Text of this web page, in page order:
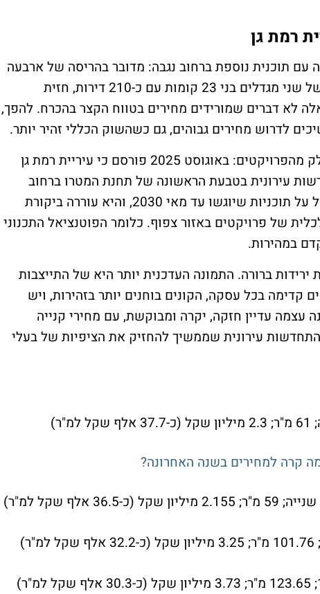
רמת גן
תוכנית נוספת ברחוב נגבה: מדובר בהריסה של ארבעה
בניינים קיימים שכוללים 66 דירות, ובנייה של שני מגדלים בני 23 קומות עם כ-210 דירות, חזית
לא דברים שמורידים מחירים בטווח הקצר בהכרח. להפך,
לדרוש מחירים גבוהים, גם כשהשוק הכללי זהיר יותר.
לצד זאת, יש גם גורם שעשוי להכביד על חלק מהפרויקטים: באוגוסט 2025 פורסם כי עיריית רמת גן
התחדשות עירונית בטבעת הראשונה של תחנת המטרו ברחוב
הרא"ה. לפי פרסומים בנושא, ההחלטה תחול על תוכניות שיוגשו עד מאי 2030, והיא עוררה ביקורת
של פרויקטים באזור צפוף. כלומר הפוטנציאל התכנוני
במהירות.
ברורה. התמונה העדכנית יותר היא של התייצבות
קדימה בכל עסקה, הקונים בוחנים יותר בזהירות, ויש
עצמה עדיין חזקה, יקרה ומבוקשת, עם מחירי קנייה
עירונית שממשיך להחזיק את הציפיות של בעלי
שקל למ"ר)